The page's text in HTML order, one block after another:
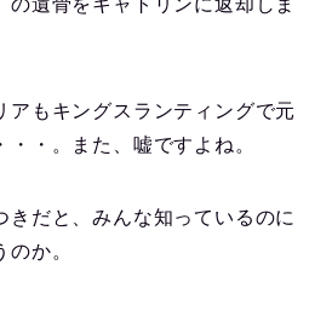
アもキングスランティングで元
・。また、嘘ですよね。
きだと、みんな知っているのに
か。